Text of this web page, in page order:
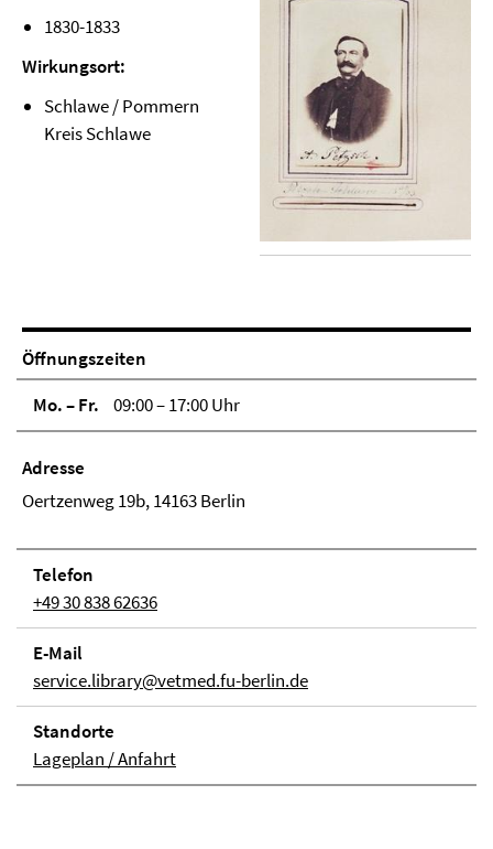
1830-1833
Wirkungsort:
Schlawe / Pommern
Kreis Schlawe
Öffnungszeiten
Mo. – Fr.
09:00 – 17:00 Uhr
Adresse
Oertzenweg 19b, 14163 Berlin
Telefon
+49 30 838 62636
E-Mail
service.library@vetmed.fu-berlin.de
Stand­orte
Lageplan / Anfahrt